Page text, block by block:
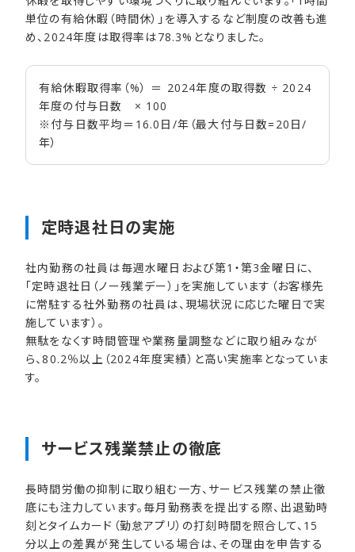
単位の有給休暇（時間休）」を導入するなど制度の改善も進
め、2024年度は取得率は78.3%となりました。
有給休暇取得率（%） ＝ 2024年度の取得数 ÷ 2024
年度の付与日数 × 100
※付与日数平均＝16.0日/年（最大付与日数=20日/
年）
定時退社日の​実施
社内勤務の社員は毎週水曜日および第1・第3金曜日に、
「定時退社日（ノー残業デー）」を実施しています（お客様先
に常駐する社外勤務の社員は、現場状況に応じた曜日で実
施しています）。
無駄をなくす時間管理や業務量調整などに取り組みなが
ら、80.2％以上（2024年度実績）と高い実施率となっていま
す。
サービス残業禁止の​徹底
長時間労働の抑制に取り組む一方、サービス残業の禁止徹
底にも注力しています。毎月勤務表を提出する際、出退勤時
刻とタイムカード（勤怠アプリ）の打刻時間を照合して、15
分以上の差異が発生している場合は、その理由を申告する